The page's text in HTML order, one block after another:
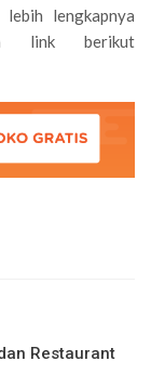
lengkapnya
link berikut
Restaurant